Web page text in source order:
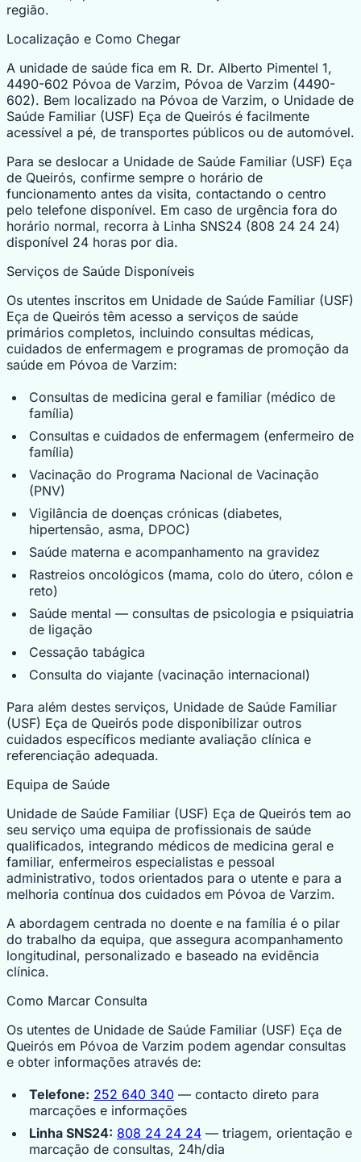
região.
Localização e Como Chegar
A unidade de saúde fica em R. Dr. Alberto Pimentel 1,
4490-602 Póvoa de Varzim, Póvoa de Varzim (4490-
602). Bem localizado na Póvoa de Varzim, o Unidade de
Saúde Familiar (USF) Eça de Queirós é facilmente
acessível a pé, de transportes públicos ou de automóvel.
Para se deslocar a Unidade de Saúde Familiar (USF) Eça
de Queirós, confirme sempre o horário de
funcionamento antes da visita, contactando o centro
pelo telefone disponível. Em caso de urgência fora do
horário normal, recorra à Linha SNS24 (808 24 24 24)
disponível 24 horas por dia.
Serviços de Saúde Disponíveis
Os utentes inscritos em Unidade de Saúde Familiar (USF)
Eça de Queirós têm acesso a serviços de saúde
primários completos, incluindo consultas médicas,
cuidados de enfermagem e programas de promoção da
saúde em Póvoa de Varzim:
Consultas de medicina geral e familiar (médico de
família)
Consultas e cuidados de enfermagem (enfermeiro de
família)
Vacinação do Programa Nacional de Vacinação
(PNV)
Vigilância de doenças crónicas (diabetes,
hipertensão, asma, DPOC)
Saúde materna e acompanhamento na gravidez
Rastreios oncológicos (mama, colo do útero, cólon e
reto)
Saúde mental — consultas de psicologia e psiquiatria
de ligação
Cessação tabágica
Consulta do viajante (vacinação internacional)
Para além destes serviços, Unidade de Saúde Familiar
(USF) Eça de Queirós pode disponibilizar outros
cuidados específicos mediante avaliação clínica e
referenciação adequada.
Equipa de Saúde
Unidade de Saúde Familiar (USF) Eça de Queirós tem ao
seu serviço uma equipa de profissionais de saúde
qualificados, integrando médicos de medicina geral e
familiar, enfermeiros especialistas e pessoal
administrativo, todos orientados para o utente e para a
melhoria contínua dos cuidados em Póvoa de Varzim.
A abordagem centrada no doente e na família é o pilar
do trabalho da equipa, que assegura acompanhamento
longitudinal, personalizado e baseado na evidência
clínica.
Como Marcar Consulta
Os utentes de Unidade de Saúde Familiar (USF) Eça de
Queirós em Póvoa de Varzim podem agendar consultas
e obter informações através de:
Telefone: 252 640 340 — contacto direto para
marcações e informações
Linha SNS24: 808 24 24 24 — triagem, orientação e
marcação de consultas, 24h/dia